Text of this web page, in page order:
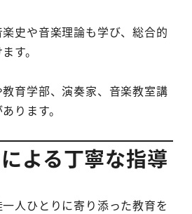
史や音楽理論も学び、総合的
す。
育学部、演奏家、音楽教室講
ります。
よる丁寧な指導
人ひとりに寄り添った教育を